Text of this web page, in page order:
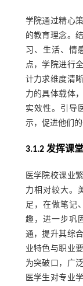
学院通过精心
的教育理念。
习、生活、情
点，学院进行
计力求维度清
力的具体载体
实效性。引导
示，促进他们的
3.1.2 发挥课
医学院校课业
力相对较大。
足，在做笔记
趣，进一步巩
通，提升其综
业特色与职业
为突破口，广
医学生对专业